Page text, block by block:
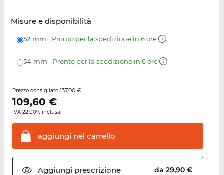
Misure e disponibilità
52 mm Pronto per la spedizione in 6 ore
54 mm Pronto per la spedizione in 6 ore
Prezzo consigliato 137,00 €
109,60 €
IVA 22.00% inclusa.
aggiungi nel carrello
Aggiungi prescrizione da 29,90 €